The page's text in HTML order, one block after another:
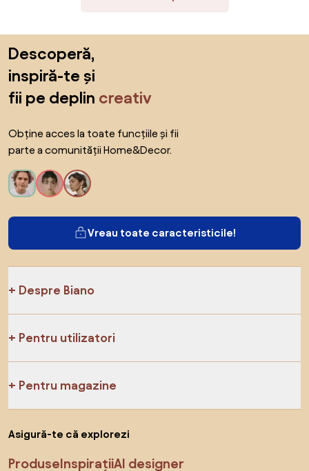
Descoperă,
inspiră-te și
fii pe deplin creativ
Obține acces la toate funcțiile și fii
parte a comunității Home&Decor.
Vreau toate caracteristicile!
Despre Biano
Pentru utilizatori
Pentru magazine
Asigură-te că explorezi
ProduseInspirațiiAI designer